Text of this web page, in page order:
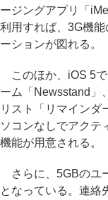
ージングアプリ「
利用すれば、3G機
ーションが図れる。
このほか、iOS 5で
ーム「Newsstand」
リスト「リマインダ
ソコンなしでアクテ
機能が用意される。
さらに、5GBのユ
となっている。連絡